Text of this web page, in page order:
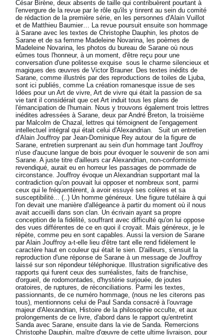
César Birène, deux absents de taille qui contribuèrent pourtant à
l'envergure de la revue par le rôle qu'ils y tinrent au sein du comité
de rédaction de la première série, en les personnes d'Alain Vuillot
et de Matthieu Baumier… La revue poursuit ensuite son hommage
à Sarane avec les textes de Christophe Dauphin, les photos de
Sarane et de sa femme Madeleine Novarina, les poèmes de
Madeleine Novarina, les photos du bureau de Sarane où nous
eûmes tous l'honneur, à un moment, d'être reçu pour une
conversation d'une politesse exquise sous le charme silencieux et
magiques des œuvres de Victor Brauner. Des textes inédits de
Sarane, comme illustrés par des reproductions de toiles de Ljuba,
sont ici publiés, comme La création romanesque issue de ses
Idées pour un Art de vivre, Art de vivre qui était la passion de sa
vie tant il considérait que cet Art induit tous les plans de
l'émancipation de l'humain. Nous y trouvons également trois lettres
inédites adressées à Sarane, deux par André Breton, la troisième
par Malcolm de Chazal, lettres qui témoignent de l'engagement
intellectuel intégral qui était celui d'Alexandrian. Suit un entretien
d'Alain Jouffroy par Jean-Dominique Rey autour de la figure de
Sarane, entretien surprenant au sein d'un hommage tant Jouffroy
n'use d'aucune langue de bois pour évoquer le souvenir de son ami
Sarane. A juste titre d'ailleurs car Alexandrian, non-conformiste
revendiqué, aurait eu en horreur les passages de pommade de
circonstance. Jouffroy évoque un Alexandrian supportant mal la
contradiction qu'on pouvait lui opposer et nombreux sont, parmi
ceux qui le fréquentèrent, à avoir essuyé ses colères et sa
susceptibilité... (..) Un homme généreux. Une figure tutélaire à qui
l'on devait une manière d'allégeance à partir du moment où il nous
avait accueilli dans son clan. Un écrivain ayant sa propre
conception de la fidélité, souffrant avec difficulté qu'on lui oppose
des vues différentes de ce en quoi il croyait. Mais généreux, je le
répète, comme peu en sont capables. Aussi la version de Sarane
par Alain Jouffroy a-t-elle lieu d'être tant elle rend fidèlement le
caractère haut en couleur qui était le sien. D'ailleurs, s'ensuit la
reproduction d'une réponse de Sarane à un message de Jouffroy
laissé sur son répondeur téléphonique. Illustration significative des
rapports qui furent ceux des surréalistes, faits de franchise,
d'orgueil, de rodomontades, d'hystérie surjouée, de joutes
oratoires, de ruptures, de réconciliations. Parmi les textes,
passionnants, de ce numéro hommage, (nous ne les citerons pas
tous), mentionnons celui de Paul Sanda consacré à l'ouvrage
majeur d'Alexandrian, Histoire de la philosophie occulte, et aux
prolongements de ce livre, d'abord dans le rapport qu'entretint
Sanda avec Sarane, ensuite dans la vie de Sanda. Remercions
Christophe Dauphin, maître d'œuvre de cette ultime livraison, pour